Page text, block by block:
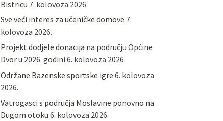
Bistricu 7. kolovoza 2026.
Sve veći interes za učeničke domove 7.
kolovoza 2026.
Projekt dodjele donacija na području Općine
Dvor u 2026. godini 6. kolovoza 2026.
Održane Bazenske sportske igre 6. kolovoza
2026.
Vatrogasci s područja Moslavine ponovno na
Dugom otoku 6. kolovoza 2026.